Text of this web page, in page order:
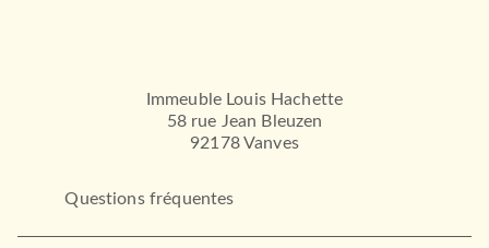
Immeuble Louis Hachette
58 rue Jean Bleuzen
92178 Vanves
Questions fréquentes